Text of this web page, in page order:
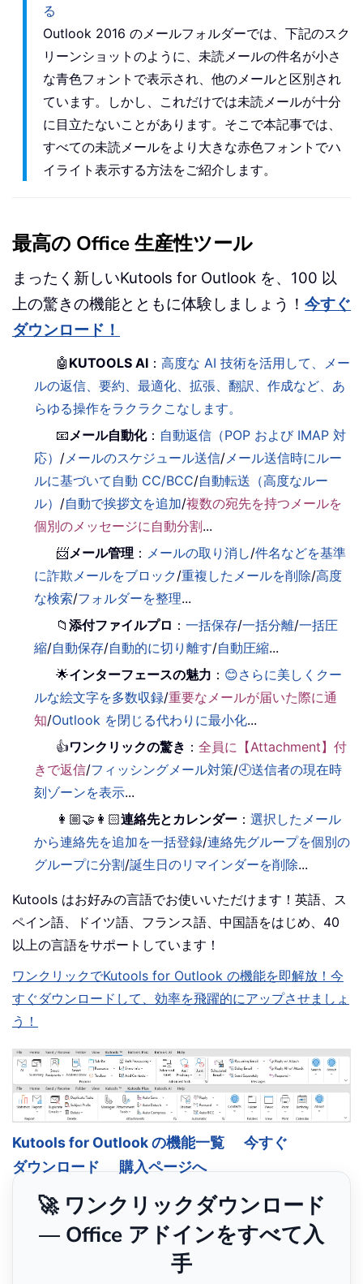
る
Outlook 2016 のメールフォルダーでは、下記のスク
リーンショットのように、未読メールの件名が小さ
な青色フォントで表示され、他のメールと区別され
ています。しかし、これだけでは未読メールが十分
に目立たないことがあります。そこで本記事では、
すべての未読メールをより大きな赤色フォントでハ
イライト表示する方法をご紹介します。
最高の Office 生産性ツール
まったく新しいKutools for Outlook を、100 以
上の驚きの機能とともに体験しましょう！ 今すぐ
ダウンロード！
🤖 KUTOOLS AI ：高度な AI 技術を活用して、メー
ルの返信、要約、最適化、拡張、翻訳、作成など、あ
らゆる操作をラクラクこなします。
📧 メール自動化： 自動返信（POP および IMAP 対
応） / メールのスケジュール送信/ メール送信時にルー
ルに基づいて自動 CC/BCC/自動転送（高度なルー
ル） /自動で挨拶文を追加/複数の宛先を持つメールを
個別のメッセージに自動分割...
📨メール管理 ： メールの取り消し/件名などを基準
に詐欺メールをブロック/重複したメールを削除/高度
な検索/フォルダーを整理...
📁添付ファイルプロ ：一括保存/一括分離/一括圧
縮/自動保存/自動的に切り離す/自動圧縮...
🌟インターフェースの魅力 ： 😊さらに美しくクー
ルな絵文字を多数収録/重要なメールが届いた際に通
知/Outlook を閉じる代わりに最小化...
👍ワンクリックの驚き ：全員に【Attachment】付
きで返信/フィッシングメール対策/🕘送信者の現在時
刻ゾーンを表示...
👩🏼‍🤝‍👩🏻連絡先とカレンダー ：選択したメール
から連絡先を追加を一括登録/連絡先グループを個別の
グループに分割/誕生日のリマインダーを削除...
Kutools はお好みの言語でお使いいただけます！英語、ス
ペイン語、ドイツ語、フランス語、中国語をはじめ、40
以上の言語をサポートしています！
ワンクリックでKutools for Outlook の機能を即解放！今
すぐダウンロードして、効率を飛躍的にアップさせましょ
う！
Kutools for Outlook の機能一覧
今すぐ
ダウンロード
購入ページへ
🚀 ワンクリックダウンロード
— Office アドインをすべて入
手